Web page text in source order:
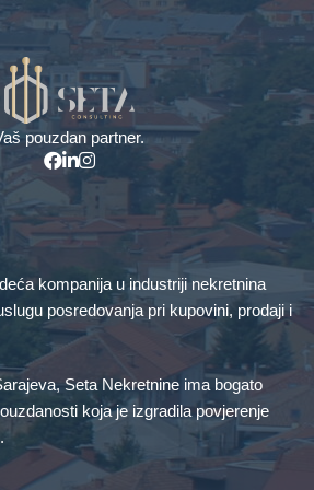
161 676 | +387 61 171 776
pouzdan partner.
kompanija u industriji nekretnina
posredovanja pri kupovini, prodaji i
Seta Nekretnine ima bogato
koja je izgradila povjerenje